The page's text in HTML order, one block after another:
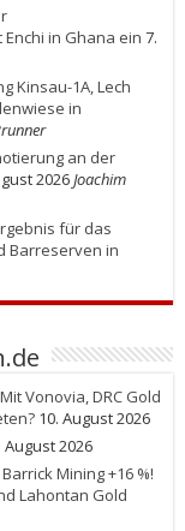
in Ghana ein 7.
Kinsau-1A, Lech
in
an der
2026Joachim
für das
Barreserven in
Vonovia, DRC Gold
10. August 2026
August 2026
Barrick Mining +16 %!
Lahontan Gold